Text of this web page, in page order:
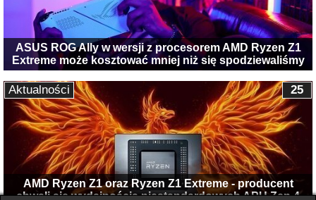
ASUS ROG Ally w wersji z procesorem AMD Ryzen Z1
Extreme może kosztować mniej niż się spodziewaliśmy
AMD Ryzen Z1 oraz Ryzen Z1 Extreme - producent
chwali się wydajnością niestandardowych APU Zen 4
25
Aktualności